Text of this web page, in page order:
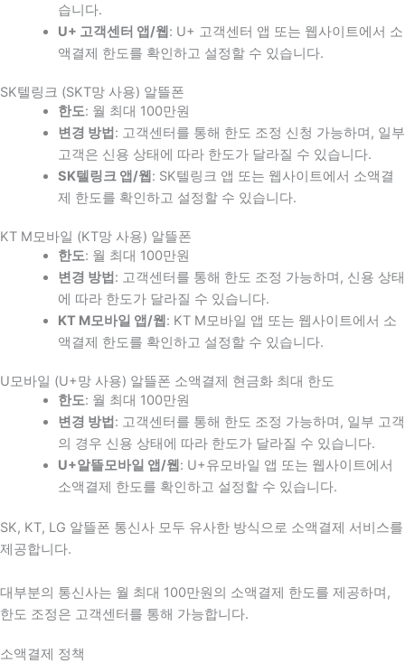
습니다.
U+ 고객센터 앱/웹 : U+ 고객센터 앱 또는 웹사이트에서 소
액결제 한도를 확인하고 설정할 수 있습니다.
SK텔링크 (SKT망 사용) 알뜰폰
한도: 월 최대 100만원
변경 방법 : 고객센터를 통해 한도 조정 신청 가능하며, 일부
고객은 신용 상태에 따라 한도가 달라질 수 있습니다.
SK텔링크 앱/웹 : SK텔링크 앱 또는 웹사이트에서 소액결
제 한도를 확인하고 설정할 수 있습니다.
KT M모바일 (KT망 사용) 알뜰폰
한도: 월 최대 100만원
변경 방법 : 고객센터를 통해 한도 조정 가능하며, 신용 상태
에 따라 한도가 달라질 수 있습니다.
KT M모바일 앱/웹 : KT M모바일 앱 또는 웹사이트에서 소
액결제 한도를 확인하고 설정할 수 있습니다.
U모바일 (U+망 사용) 알뜰폰 소액결제 현금화 최대 한도
한도: 월 최대 100만원
변경 방법 : 고객센터를 통해 한도 조정 가능하며, 일부 고객
의 경우 신용 상태에 따라 한도가 달라질 수 있습니다.
U+알뜰모바일 앱/웹 : U+유모바일 앱 또는 웹사이트에서
소액결제 한도를 확인하고 설정할 수 있습니다.
SK, KT, LG 알뜰폰 통신사 모두 유사한 방식으로 소액결제 서비스를
제공합니다.
대부분의 통신사는 월 최대 100만원의 소액결제 한도를 제공하며,
한도 조정은 고객센터를 통해 가능합니다.
소액결제 정책